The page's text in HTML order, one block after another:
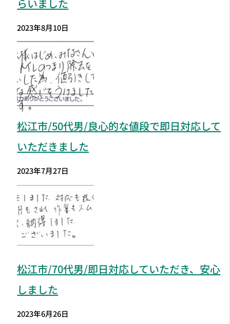
らいました
2023年8月10日
松江市/50代男/良心的な値段で即日対応して
いただきました
2023年7月27日
松江市/70代男/即日対応していただき、安心
しました
2023年6月26日